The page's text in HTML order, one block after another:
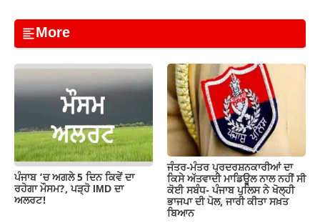
c
e
b
o
o
k
at
s
A
p
p
aile
gr
a
m
p
y
Li
n
k
ar
e
More
ਪੰਜਾਬ ‘ਚ ਅਗਲੇ 5 ਦਿਨ ਕਿਵੇਂ ਦਾ
ਰਹੇਗਾ ਮੌਸਮ?, ਪੜ੍ਹੋ IMD ਦਾ
ਅਲਰਟ!
ਜੰਤਰ-ਮੰਤਰ ਪ੍ਰਦਰਸ਼ਨਕਾਰੀਆਂ ਦਾ
ਕਿਸੇ ਅੱਤਵਾਦੀ ਮਾਡਿਊਲ ਨਾਲ ਨਹੀਂ ਸੀ
ਕੋਈ ਸਬੰਧ- ਪੰਜਾਬ ਪੁਲਿਸ ਨੇ ਖੋਲ੍ਹੀ
ਭਾਜਪਾ ਦੀ ਪੋਲ, ਜਾਰੀ ਕੀਤਾ ਸਖ਼ਤ
ਬਿਆਨ